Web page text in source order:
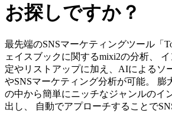
お探しですか？
最先端のSNSマーケティングツール「
ェイスブックに関するmixi2の分析、
定やリストアップに加え、AIによるソ
やSNSマーケティング分析が可能。 膨
の中から簡単にニッチなジャンルのイ
出し、 自動でアプローチすることで